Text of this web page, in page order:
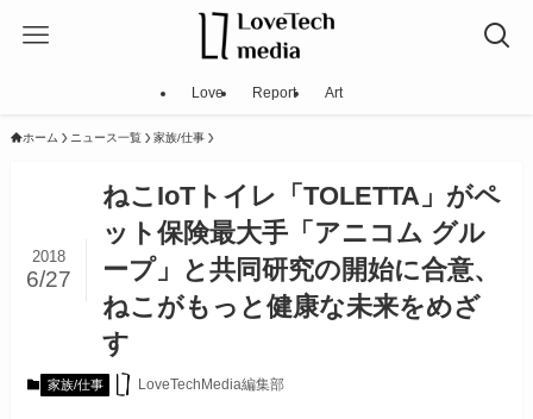
Love Report Art
ホーム ニュース一覧 家族/仕事
ねこIoTトイレ「TOLETTA」がペ
ット保険最大手「アニコム グル
ープ」と共同研究の開始に合意、
ねこがもっと健康な未来をめざ
す
2018
6/27
家族/仕事 LoveTechMedia編集部